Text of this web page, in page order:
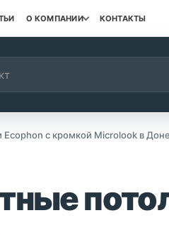
О КОМПАНИИ КОНТАКТЫ
Ecophon с кромкой Microlook в